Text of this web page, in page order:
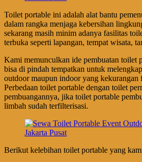
Toilet portable ini adalah alat bantu
dalam rangka menjaga kebersihan
sekarang masih minim adanya fasilitas
terbuka seperti lapangan, tempat wisata,
Kami memunculkan ide pembuatan toilet
bisa di pindah tempatkan untuk
outdoor maupun indoor yang kekurangan
Perbedaan toilet portable dengan toilet
pembuangannya, jika toilet portable
limbah sudah terfilterisasi.
Berikut kelebihan toilet portable yang